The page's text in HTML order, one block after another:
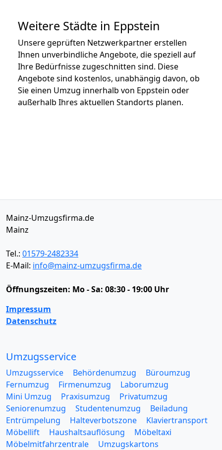
Weitere Städte in Eppstein
Unsere geprüften Netzwerkpartner erstellen
Ihnen unverbindliche Angebote, die speziell auf
Ihre Bedürfnisse zugeschnitten sind. Diese
Angebote sind kostenlos, unabhängig davon, ob
Sie einen Umzug innerhalb von Eppstein oder
außerhalb Ihres aktuellen Standorts planen.
Mainz-Umzugsfirma.de
Mainz
Tel.: 01579-2482334
E-Mail: info@mainz-umzugsfirma.de
Öffnungszeiten: Mo - Sa: 08:30 - 19:00 Uhr
Impressum
Datenschutz
Umzugsservice
Umzugsservice Behördenumzug
Büroumzug
Fernumzug
Firmenumzug
Laborumzug
Mini Umzug
Praxisumzug
Privatumzug
Seniorenumzug
Studentenumzug
Beiladung
Entrümpelung
Halteverbotszone
Klaviertransport
Möbellift
Haushaltsauflösung
Möbeltaxi
Möbelmitfahrzentrale
Umzugskartons